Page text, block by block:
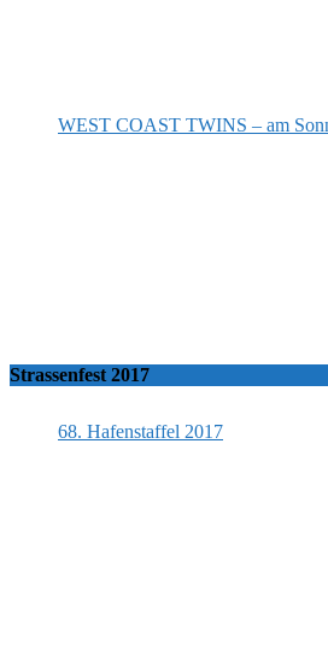
WEST COAST TWINS – am
Strassenfest 2017
68. Hafenstaffel 2017